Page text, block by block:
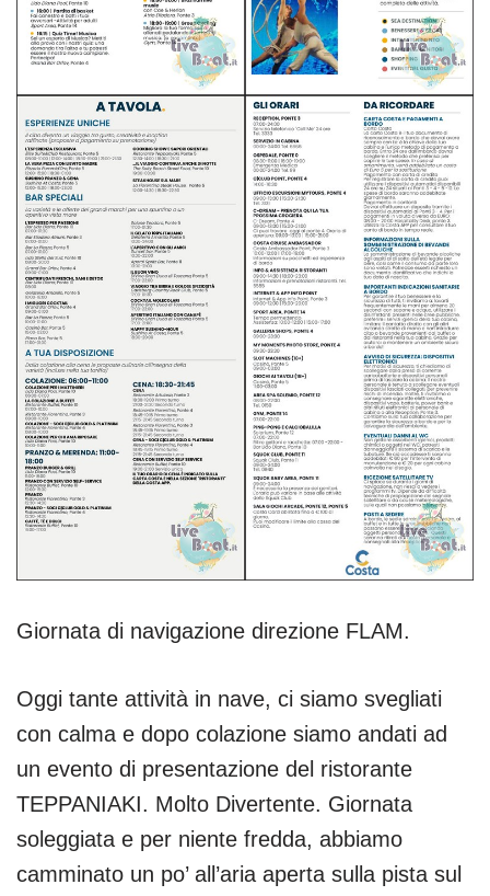
Giornata di navigazione direzione FLAM.
Oggi tante attività in nave, ci siamo svegliati
con calma e dopo colazione siamo andati ad
un evento di presentazione del ristorante
TEPPANIAKI. Molto Divertente. Giornata
soleggiata e per niente fredda, abbiamo
camminato un po’ all’aria aperta sulla pista sul